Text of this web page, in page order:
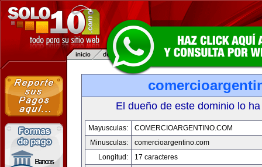
El dueño de este dominio lo
Mayusculas:
COMERCIOARGENTINO.COM
Minusculas:
comercioargentino.com
Longitud:
17 caracteres